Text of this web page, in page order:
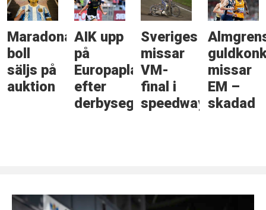
Maradonas
boll
säljs på
auktion
AIK upp
på
Europaplats
efter
derbyseger
Sveriges
missar
VM-
final i
speedway
missar
EM –
skadad